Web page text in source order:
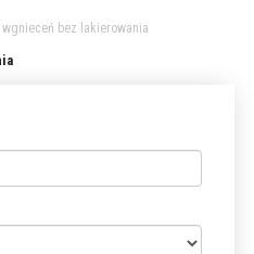
wgnieceń bez lakierowania